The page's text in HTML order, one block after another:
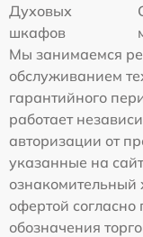
Духовых
шкафов
Мы занимаемся
обслуживанием
гарантийного
работает
авторизации от
указанные на
ознакомительный
офертой
обозначения